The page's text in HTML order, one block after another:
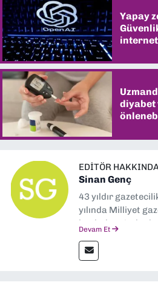
Yapay
diyabet
EDITÖR
Sinan Genç
43 yıldır
yılında Milliyet
başladım.
muhabir, editör,
müdürü olarak
Devam Et